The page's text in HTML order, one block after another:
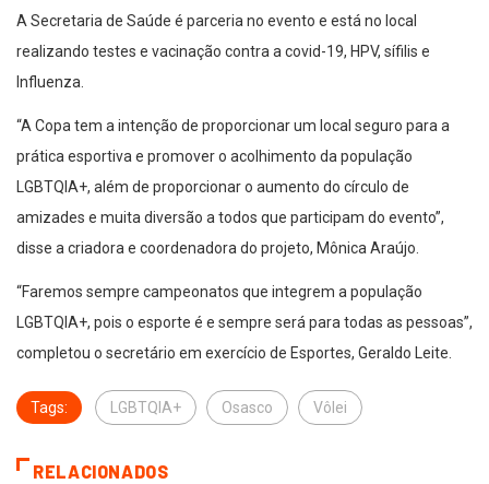
A Secretaria de Saúde é parceria no evento e está no local
realizando testes e vacinação contra a covid-19, HPV, sífilis e
Influenza.
“A Copa tem a intenção de proporcionar um local seguro para a
prática esportiva e promover o acolhimento da população
LGBTQIA+, além de proporcionar o aumento do círculo de
amizades e muita diversão a todos que participam do evento”,
disse a criadora e coordenadora do projeto, Mônica Araújo.
“Faremos sempre campeonatos que integrem a população
LGBTQIA+, pois o esporte é e sempre será para todas as pessoas”,
completou o secretário em exercício de Esportes, Geraldo Leite.
Tags: LGBTQIA+ Osasco Vôlei
RELACIONADOS